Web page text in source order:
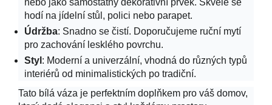
hodí na jídelní stůl, polici nebo parapet.
Údržba: Snadno se čistí. Doporučujeme ruční mytí
pro zachování lesklého povrchu.
Styl : Moderní a univerzální, vhodná do různých typů
interiérů od minimalistických po tradiční.
Tato bílá váza je perfektním doplňkem pro váš domov,